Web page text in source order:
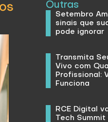
Outras
Setembro
sinais que
pode ignorar
Transmita
Vivo com
Profissional:
Funciona
RCE Digital
Tech